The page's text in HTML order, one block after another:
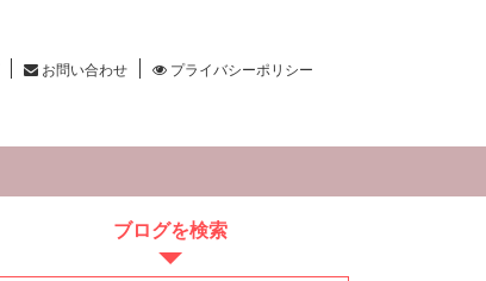
お問い合わせ プライバシーポリシー
ブログを検索